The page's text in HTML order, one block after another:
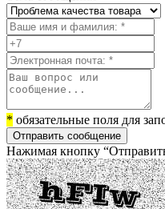
* обязательные поля для
Отправить сообщение
Нажимая кнопку